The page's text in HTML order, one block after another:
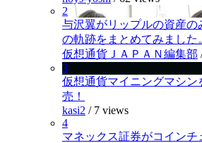
2
与沢翼がリップルの資産の
の軌跡をまとめてみました
仮想通貨ＪＡＰＡＮ編集部
3
仮想通貨マイニングマシン
売！
kasi2 / 7 views
4
マネックス証券がコインチ